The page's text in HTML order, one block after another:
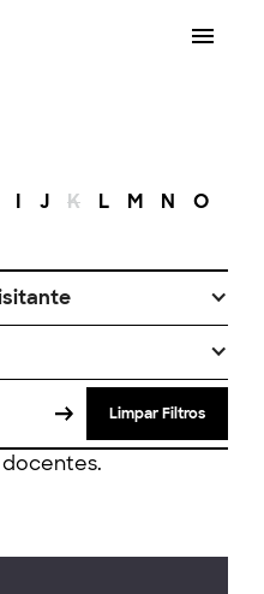
I J K L M N O
Limpar Filtros